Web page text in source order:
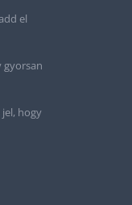
el
gyorsan
hogy